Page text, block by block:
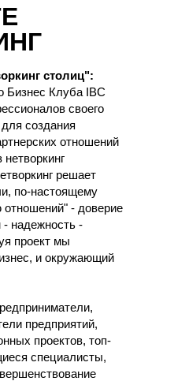
столиц":
Бизнес Клуба IBC
своего
создания
отношений
решает
по-настоящему
отношений" - доверие
надежность -
проект мы
и окружающий
предприятий,
проектов, топ-
специалисты,